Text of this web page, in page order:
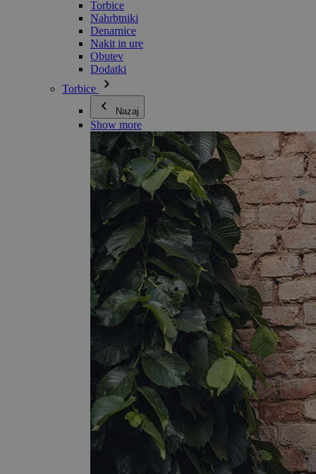
Torbice
Nahrbtniki
Denarnice
Nakit in ure
Obutev
Dodatki
Torbice
Nazaj
Show more